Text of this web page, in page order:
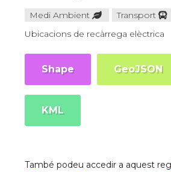
Medi Ambient
Transport
Ubicacions de recàrrega elèctrica
Shape GeoJSON
KML
També podeu accedir a aquest